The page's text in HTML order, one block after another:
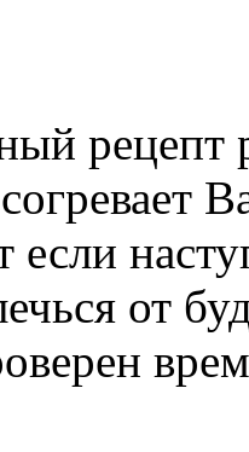
рецепт
если
от